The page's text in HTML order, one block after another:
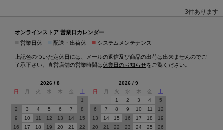
3件あります
オンラインストア 営業日カレンダー
営業日休 配送・出荷休 ■ システムメンテナンス
上記色のついた定休日には、メールの返信及び商品の出荷は出来ませんのでご
了承下さい。直営店舗の営業時間は休業日のお知らせをご覧ください。
2026 / 8
日
月 火 水 木 金
土
1
2
3 4 5 6 7
8
9
10 11 12 13 14
15
16
17 18 19 20 21
22
2026 / 9
日
月 火 水 木 金
土
1
2 3 4
5
6
7 8 9 10 11
12
13
14 15 16 17 18
19
20
21 22 23 24 25
26